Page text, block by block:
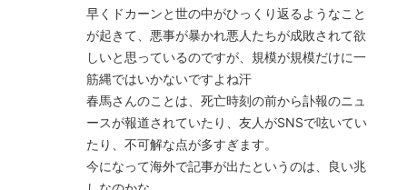
早くドカーンと世の中がひっくり返るようなこと
が起きて、悪事が暴かれ悪人たちが成敗されて欲
しいと思っているのですが、規模が規模だけに一
筋縄ではいかないですよね汗
春馬さんのことは、死亡時刻の前から訃報のニュ
ースが報道されていたり、友人がSNSで呟いてい
たり、不可解な点が多すぎます。
今になって海外で記事が出たというのは、良い兆